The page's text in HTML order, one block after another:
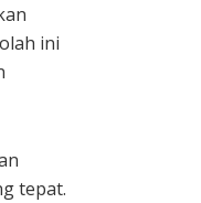
ini
tepat.